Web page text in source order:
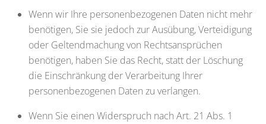
Wenn wir Ihre personenbezogenen Daten nicht mehr
benötigen, Sie sie jedoch zur Ausübung, Verteidigung
oder Geltendmachung von Rechtsansprüchen
benötigen, haben Sie das Recht, statt der Löschung
die Einschränkung der Verarbeitung Ihrer
personenbezogenen Daten zu verlangen.
Wenn Sie einen Widerspruch nach Art. 21 Abs. 1